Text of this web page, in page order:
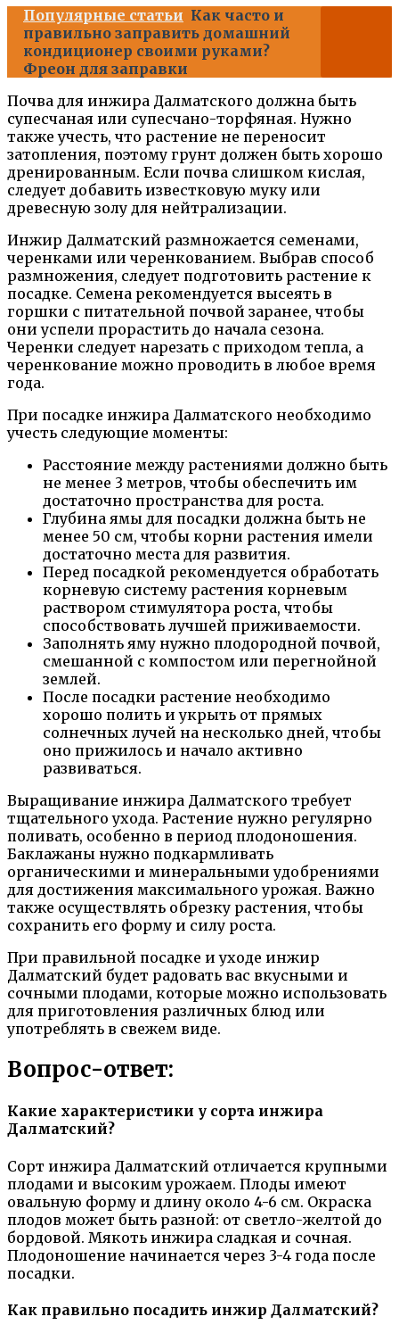
Популярные статьи Как часто и
правильно заправить домашний
кондиционер своими руками?
Фреон для заправки
Почва для инжира Далматского должна быть
супесчаная или супесчано-торфяная. Нужно
также учесть, что растение не переносит
затопления, поэтому грунт должен быть хорошо
дренированным. Если почва слишком кислая,
следует добавить известковую муку или
древесную золу для нейтрализации.
Инжир Далматский размножается семенами,
черенками или черенкованием. Выбрав способ
размножения, следует подготовить растение к
посадке. Семена рекомендуется высеять в
горшки с питательной почвой заранее, чтобы
они успели прорастить до начала сезона.
Черенки следует нарезать с приходом тепла, а
черенкование можно проводить в любое время
года.
При посадке инжира Далматского необходимо
учесть следующие моменты:
Расстояние между растениями должно быть
не менее 3 метров, чтобы обеспечить им
достаточно пространства для роста.
Глубина ямы для посадки должна быть не
менее 50 см, чтобы корни растения имели
достаточно места для развития.
Перед посадкой рекомендуется обработать
корневую систему растения корневым
раствором стимулятора роста, чтобы
способствовать лучшей приживаемости.
Заполнять яму нужно плодородной почвой,
смешанной с компостом или перегнойной
землей.
После посадки растение необходимо
хорошо полить и укрыть от прямых
солнечных лучей на несколько дней, чтобы
оно прижилось и начало активно
развиваться.
Выращивание инжира Далматского требует
тщательного ухода. Растение нужно регулярно
поливать, особенно в период плодоношения.
Баклажаны нужно подкармливать
органическими и минеральными удобрениями
для достижения максимального урожая. Важно
также осуществлять обрезку растения, чтобы
сохранить его форму и силу роста.
При правильной посадке и уходе инжир
Далматский будет радовать вас вкусными и
сочными плодами, которые можно использовать
для приготовления различных блюд или
употреблять в свежем виде.
Вопрос-ответ:
Какие характеристики у сорта инжира
Далматский?
Сорт инжира Далматский отличается крупными
плодами и высоким урожаем. Плоды имеют
овальную форму и длину около 4-6 см. Окраска
плодов может быть разной: от светло-желтой до
бордовой. Мякоть инжира сладкая и сочная.
Плодоношение начинается через 3-4 года после
посадки.
Как правильно посадить инжир Далматский?